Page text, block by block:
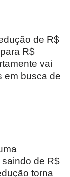
de R$
R$
vai
em busca de
de R$
torna